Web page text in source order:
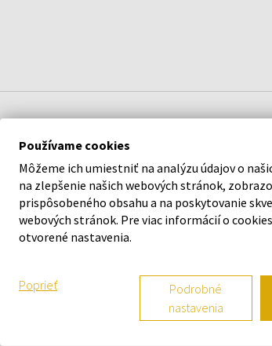
POPIS
Používame cookies
Môžeme ich umiestniť na analýzu údajov o
na zlepšenie našich webových stránok,
prispôsobeného obsahu a na poskytovanie
webových stránok. Pre viac informácií o
otvorené nastavenia.
Poprieť
Podrobné
nastavenia